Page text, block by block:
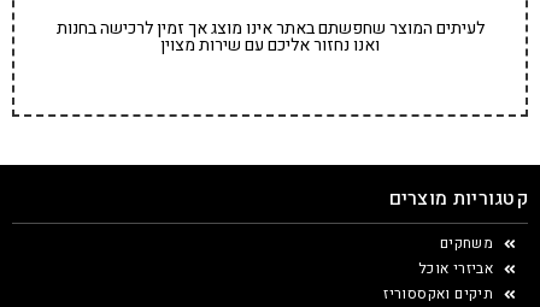
לעיתים המוצר שחפשתם באתר אינו מוצג אך זמין לרכישה בחנות
ואנו נחזור אליכם עם שירות מצוין
קטגוריות מוצרים
משחקים
אביזרי אוכל
תיקים ואקססוריז